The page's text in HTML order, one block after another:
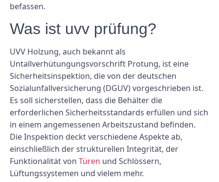
befassen.
Was ist uvv prüfung?
UVV Holzung, auch bekannt als
Untallverhütungungsvorschrift Protung, ist eine
Sicherheitsinspektion, die von der deutschen
Sozialunfallversicherung (DGUV) vorgeschrieben ist.
Es soll sicherstellen, dass die Behälter die
erforderlichen Sicherheitsstandards erfüllen und sich
in einem angemessenen Arbeitszustand befinden.
Die Inspektion deckt verschiedene Aspekte ab,
einschließlich der strukturellen Integrität, der
Funktionalität von Türen und Schlössern,
Lüftungssystemen und vielem mehr.